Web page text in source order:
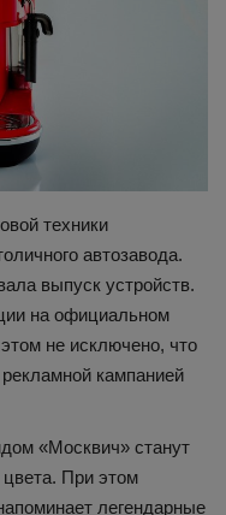
техники
автозавода.
выпуск устройств.
на официальном
не исключено, что
кампанией
«Москвич» станут
цвета. При этом
легендарные